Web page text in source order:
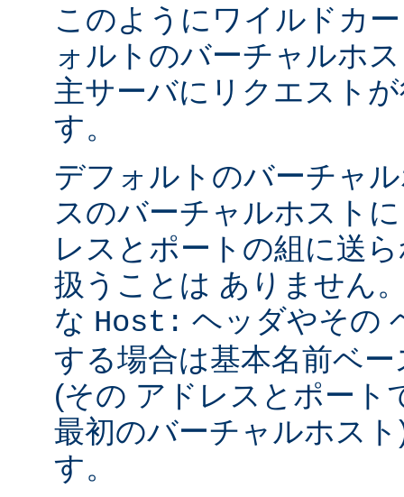
このようにワイルドカ
ォルトのバーチャルホ
主サーバにリクエスト
す。
デフォルトのバーチャ
スのバーチャルホスト
レスとポートの組に送
扱うことは ありません
な Host: ヘッダやその
する場合は基本名前ベ
(その アドレスとポート
最初のバーチャルホス
す。